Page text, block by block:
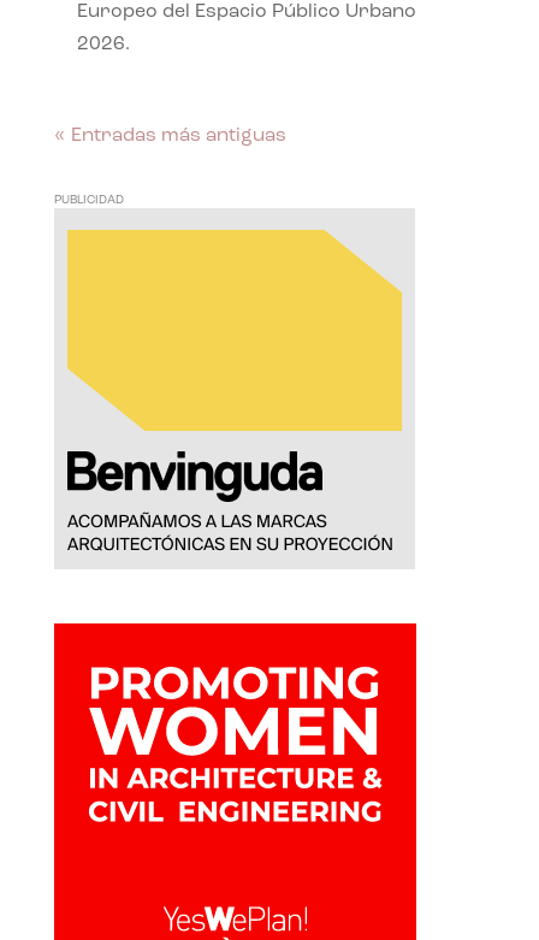
Europeo del Espacio Público Urbano
2026.
« Entradas más antiguas
PUBLICIDAD